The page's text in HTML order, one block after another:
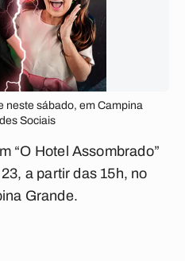
neste sábado, em Campina
Sociais
“O Hotel Assombrado”
a partir das 15h, no
Grande.